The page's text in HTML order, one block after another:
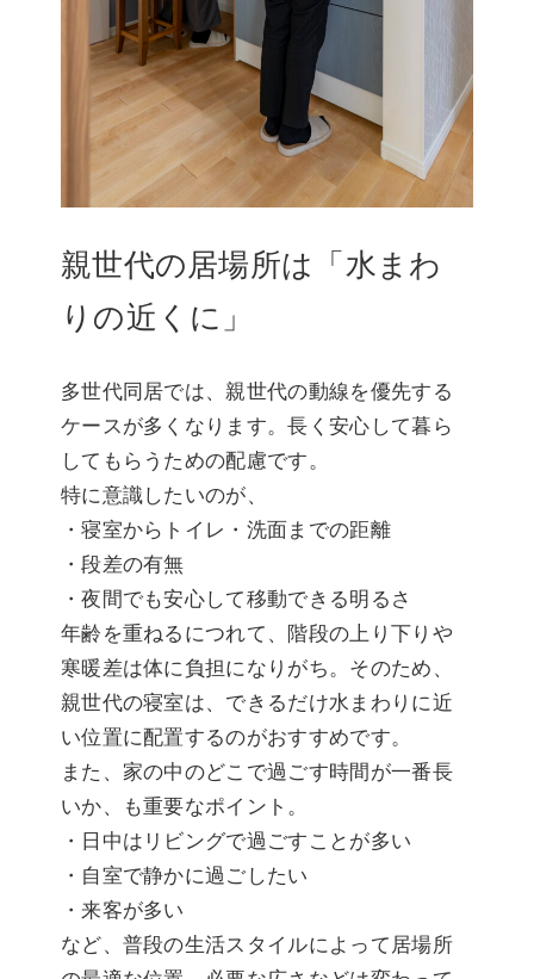
親世代の居場所は「水まわ
りの近くに」
多世代同居では、親世代の動線を優先する
ケースが多くなります。長く安心して暮ら
してもらうための配慮です。
特に意識したいのが、
・寝室からトイレ・洗面までの距離
・段差の有無
・夜間でも安心して移動できる明るさ
年齢を重ねるにつれて、階段の上り下りや
寒暖差は体に負担になりがち。そのため、
親世代の寝室は、できるだけ水まわりに近
い位置に配置するのがおすすめです。
また、家の中のどこで過ごす時間が一番長
いか、も重要なポイント。
・日中はリビングで過ごすことが多い
・自室で静かに過ごしたい
・来客が多い
など、普段の生活スタイルによって居場所